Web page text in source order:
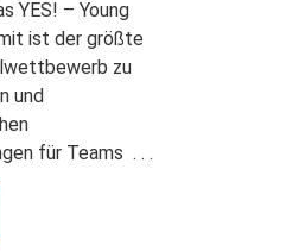
YES! – Young
ist der größte
zu
und
für Teams . . .